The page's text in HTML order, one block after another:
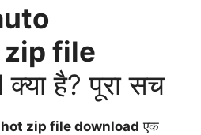
file
क्या है? पूरा सच
zip file download एक